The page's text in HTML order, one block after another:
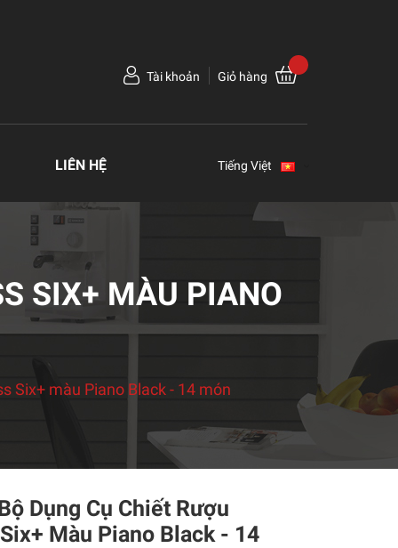
Tài khoản Giỏ hàng
LIÊN HỆ Tiếng Việt
SIX+ MÀU PIANO
Six+ màu Piano Black - 14 món
Dụng Cụ Chiết Rượu
Màu Piano Black - 14